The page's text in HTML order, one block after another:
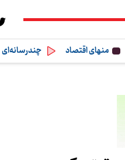
منهای اقتصاد
چندرسانه‌ای